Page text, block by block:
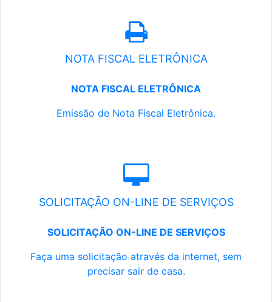
NOTA FISCAL ELETRÔNICA
NOTA FISCAL ELETRÔNICA
Emissão de Nota Fiscal Eletrônica.
SOLICITAÇÃO ON-LINE DE SERVIÇOS
SOLICITAÇÃO ON-LINE DE SERVIÇOS
Faça uma solicitação através da internet, sem
precisar sair de casa.